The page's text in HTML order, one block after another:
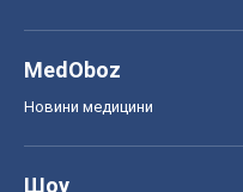
MedOboz
Новини медицини
Шоу